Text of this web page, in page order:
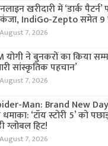
खरीदारी में ‘डार्क
IndiGo-Zepto समेत 9
August 7, 2026
योगी ने बुनकरों का किया
सांस्कृतिक पहचान’
August 7, 2026
Man: Brand New
‘टॉय स्टोरी 5’ को
ग्लोबल हिट!
August 7, 2026